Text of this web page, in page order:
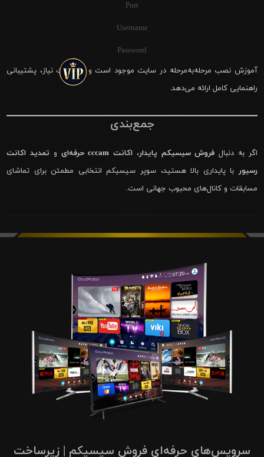
Port
Username
Password
آموزش نصب مرحله‌به‌مرحله در سایت موجود است و در صورت نیاز، پشتیبانی
راهنمایی کامل ارائه می‌دهد.
جمع‌بندی
اگر به دنبال فروش سیسیکم پایدار، اکانت cccam حرفه‌ای و تمدید اکانت
رسیور با پایداری بالا هستید، سوپر سیسیکم انتخابی مطمئن برای تماشای
مسابقات و کانال‌های محبوب جهانی است.
سرویس‌های حرفه‌ای فروش سیسیکم | زیرساخت